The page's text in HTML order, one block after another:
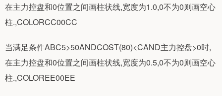
在主力控盘和0位置之间画柱状线,宽度为1.0,0不为0则画空心
柱.,COLORCC00CC
当满足条件ABC5>50ANDCOST(80)<CAND主力控盘>0时,
在主力控盘和0位置之间画柱状线,宽度为0.5,0不为0则画空心
柱.,COLOREE00EE